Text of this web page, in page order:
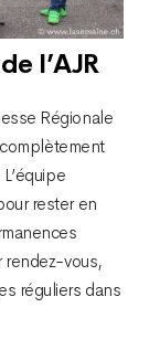
l’AJR
Régionale
rester en
rendez-vous,
réguliers dans